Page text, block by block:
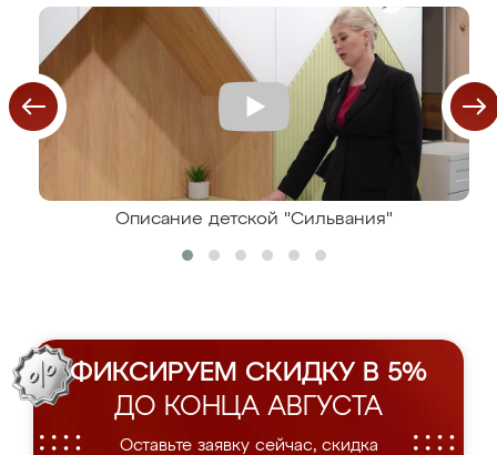
Описание детской "Сильвания"
ФИКСИРУЕМ СКИДКУ В 5%
ДО КОНЦА АВГУСТА
Оставьте заявку сейчас, скидка